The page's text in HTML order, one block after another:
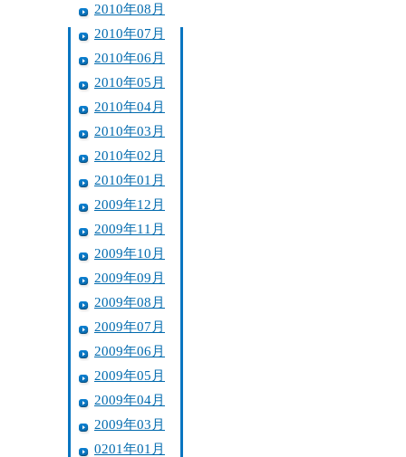
2010年08月
2010年07月
2010年06月
2010年05月
2010年04月
2010年03月
2010年02月
2010年01月
2009年12月
2009年11月
2009年10月
2009年09月
2009年08月
2009年07月
2009年06月
2009年05月
2009年04月
2009年03月
0201年01月